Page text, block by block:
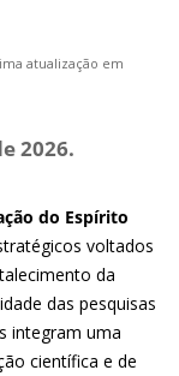
atualização em
2026.
do Espírito
voltados
da
das pesquisas
integram uma
científica e de